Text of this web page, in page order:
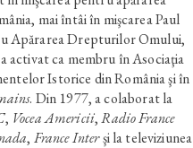
mai întâi în mişcarea Paul
Apărarea Drepturilor Omului,
activat ca membru în Asociaţia
Istorice din România şi în
. Din 1977, a colaborat la
, Vocea Americii,Radio France
, France Interşi la televiziunea